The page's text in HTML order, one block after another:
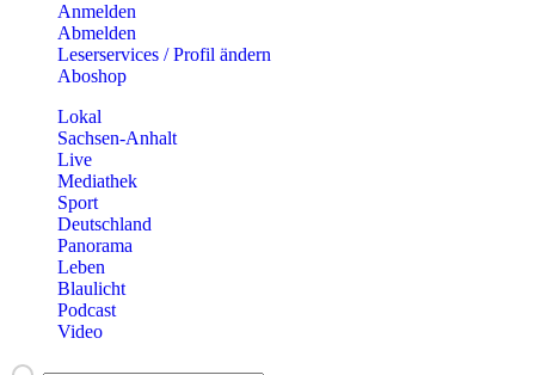
Anmelden
Abmelden
Leserservices / Profil ändern
Aboshop
Lokal
Sachsen-Anhalt
Live
Mediathek
Sport
Deutschland
Panorama
Leben
Blaulicht
Podcast
Video